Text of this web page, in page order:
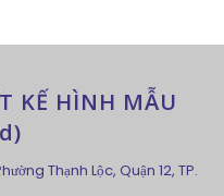
KẾ HÌNH MẪU
Thạnh Lộc, Quận 12, TP.